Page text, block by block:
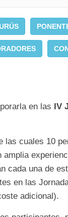
en las IV
cuales 10
cada una de
en las
adicional).